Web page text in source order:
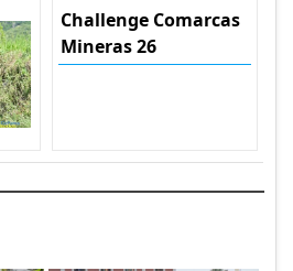
Challenge Comarcas
Mineras 26